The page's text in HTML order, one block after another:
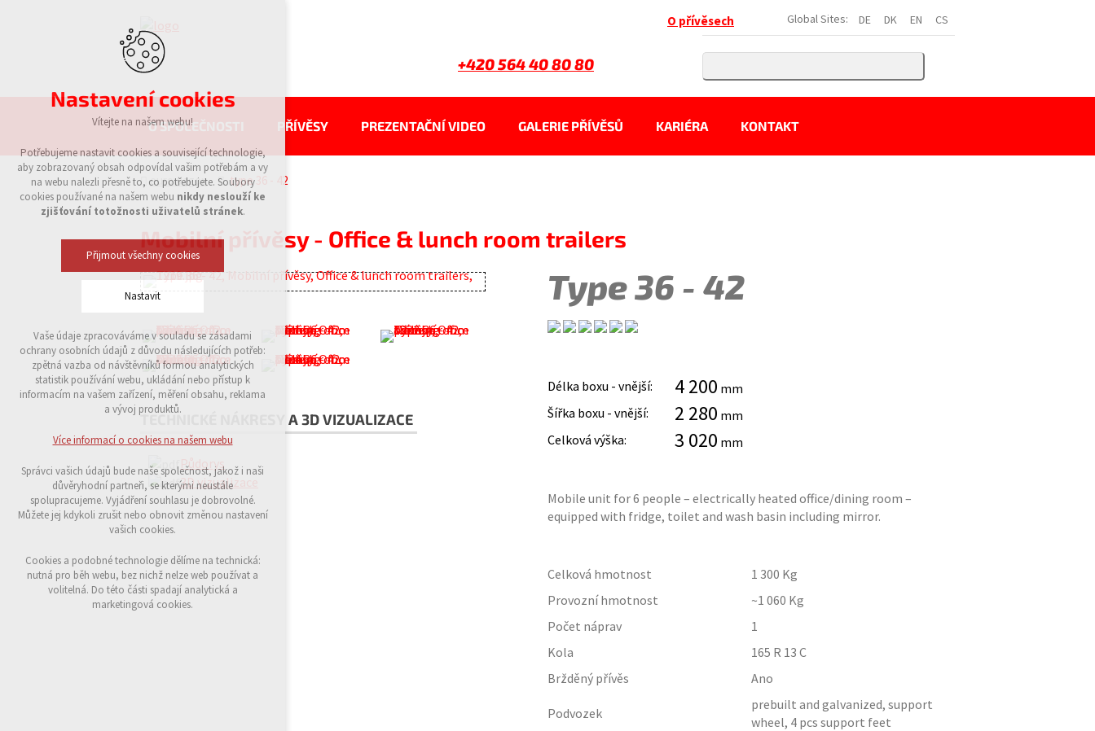
DE DK EN CS
Global Sites:
O přívěsech
+420 564 40 80 80
O SPOLEČNOSTI PŘÍVĚSY PREZENTAČNÍ VIDEO GALERIE PŘÍVĚSŮ KARIÉRA KONTAKT
eurowagon type 36 - 42
Mobilní přívěsy - Office & lunch room trailers
Type 36 - 42
Délka boxu - vnější: 4 200 mm
Šířka boxu - vnější:
2 280 mm
Celková výška:
3 020 mm
Mobile unit for 6 people – electrically heated office/dining room –
equipped with fridge, toilet and wash basin including mirror.
Celková hmotnost 1 300 Kg
Provozní hmotnost
~1 060 Kg
Počet náprav
1
Kola
165 R 13 C
Bržděný přívěs
Ano
Podvozek
prebuilt and galvanized, support
wheel, 4 pcs support feet
TECHNICKÉ NÁKRESY A 3D VIZUALIZACE
Půdorys
3D vizualizace
Nastavení cookies
Vítejte na našem webu!
Potřebujeme nastavit cookies a související technologie,
aby zobrazovaný obsah odpovídal vašim potřebám a vy
na webu nalezli přesně to, co potřebujete. Soubory
cookies používané na našem webu nikdy neslouží ke
zjišťování totožnosti uživatelů stránek.
Přijmout všechny cookies
Nastavit
Technická cookies
nutná pro provozování webu
udržení kontextu stránek (session): případná
přihlášení, volby jazyka, apod.
analytická pro anonymizované vyhodnocení
návštěvnosti
marketingová cookies (Google)
Více informací o cookies na našem webu
Odmítnout vše
Vaše údaje zpracováváme v souladu se zásadami
ochrany osobních údajů z důvodu následujících potřeb:
zpětná vazba od návštěvníků formou analytických
statistik používání webu, ukládání nebo přístup k
informacím na vašem zařízení, měření obsahu, reklama
a vývoj produktů.
Více informací o cookies na našem webu
Správci vašich údajů bude naše společnost, jakož i naši
důvěryhodní partneři, se kterými neustále
spolupracujeme. Vyjádření souhlasu je dobrovolné.
Můžete jej kdykoli zrušit nebo obnovit změnou nastavení
vašich cookies.
Cookies a podobné technologie dělíme na technická:
nutná pro běh webu, bez nichž nelze web používat a
volitelná. Do této části spadají analytická a
marketingová cookies.